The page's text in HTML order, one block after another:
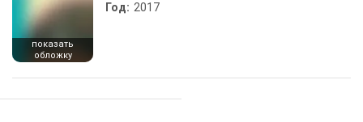
показать
обложку
Год: 2017